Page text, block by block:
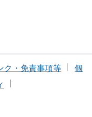
ク・免責事項等
個